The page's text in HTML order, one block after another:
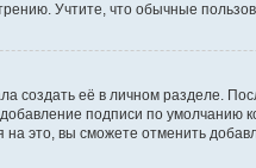
Учтите, что обычные
создать её в личном разделе.
подписи по
это, вы сможете отменить